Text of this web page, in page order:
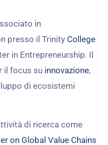
in
presso il Trinity College
in Entrepreneurship. Il
il focus su innovazione,
di ecosistemi
di ricerca come
on Global Value Chains